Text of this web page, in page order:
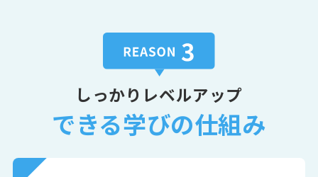
しっかりレベルアップ
できる学びの仕組み